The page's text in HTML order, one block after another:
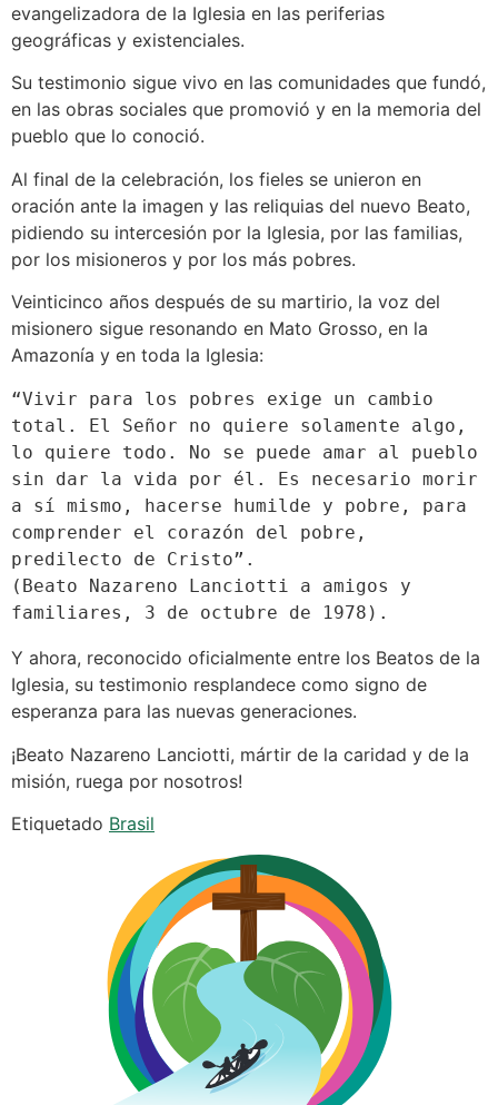
evangelizadora de la Iglesia en las periferias
geográficas y existenciales.
Su testimonio sigue vivo en las comunidades que fundó,
en las obras sociales que promovió y en la memoria del
pueblo que lo conoció.
Al final de la celebración, los fieles se unieron en
oración ante la imagen y las reliquias del nuevo Beato,
pidiendo su intercesión por la Iglesia, por las familias,
por los misioneros y por los más pobres.
Veinticinco años después de su martirio, la voz del
misionero sigue resonando en Mato Grosso, en la
Amazonía y en toda la Iglesia:
⁠“Vivir para los pobres exige un cambio
total. El Señor no quiere solamente algo,
lo quiere todo. No se puede amar al pueblo
sin dar la vida por él. Es necesario morir
a sí mismo, hacerse humilde y pobre, para
comprender el corazón del pobre,
predilecto de Cristo”.
⁠(Beato Nazareno Lanciotti a amigos y
familiares, 3 de octubre de 1978).
Y ahora, reconocido oficialmente entre los Beatos de la
Iglesia, su testimonio resplandece como signo de
esperanza para las nuevas generaciones.
¡Beato Nazareno Lanciotti, mártir de la caridad y de la
misión, ruega por nosotros!
Etiquetado Brasil